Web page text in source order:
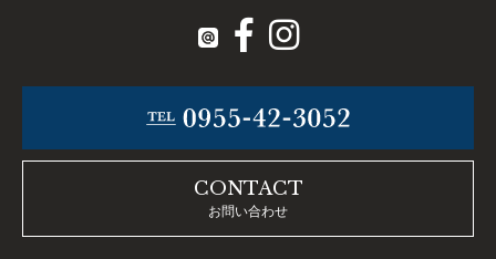
CONTACT
お問い合わせ